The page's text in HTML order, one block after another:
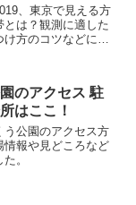
、東京で見える方
は？観測に適した
方のコツなどにつ
のアクセス 駐
はここ！
う公園のアクセス方
報や見どころなど
。